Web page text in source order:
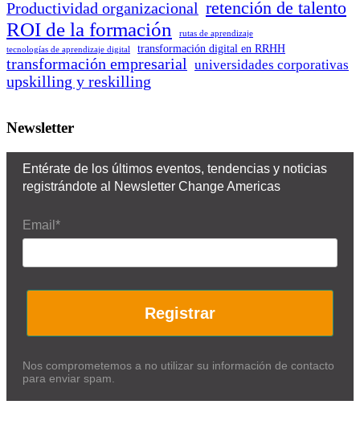
Productividad organizacional retención de talento
ROI de la formación
rutas de aprendizaje
tecnologías de aprendizaje digital
transformación digital en RRHH
transformación empresarial universidades corporativas
upskilling y reskilling
Newsletter
Entérate de los últimos eventos, tendencias y noticias
registrándote al Newsletter Change Americas
Email*
Registrar
Nos comprometemos a no utilizar su información de contacto
para enviar spam.